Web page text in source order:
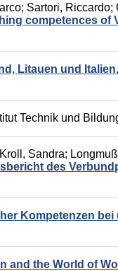
; Sartori, Riccardo;
competences of
Litauen und Italien,
Technik und
Kroll, Sandra;
des
Kompetenzen
and the World of